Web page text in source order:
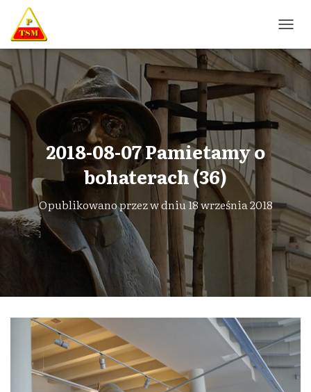
R
Z
Ł
Ą
C
W
G
A
C
J
Ę
2018-08-07 Pamietamy o
bohaterach (36)
Opublikowano przezw dniu18 września 2018